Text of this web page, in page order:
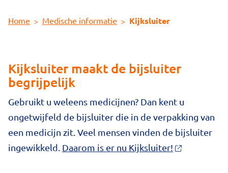
Home Medische informatie Kijksluiter
Kijksluiter maakt de bijsluiter
begrijpelijk
Gebruikt u weleens medicijnen? Dan kent u
ongetwijfeld de bijsluiter die in de verpakking van
een medicijn zit. Veel mensen vinden de bijsluiter
ingewikkeld. Daarom is er nu Kijksluiter!